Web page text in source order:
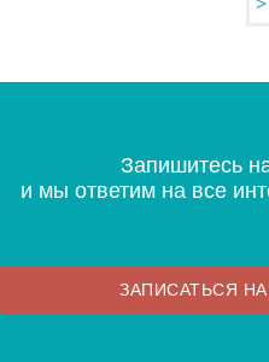
Запишитесь
и мы ответим на все
ЗАПИСАТЬСЯ